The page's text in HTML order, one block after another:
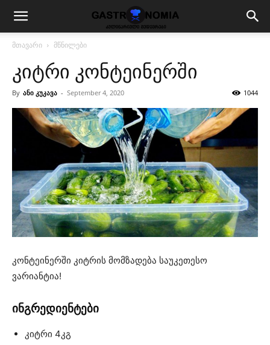
მთავარი მწნილები
კიტრი კონტეინერში
By ანი კუკავა - September 4, 2020 1044
კონტეინერში კიტრის მომზადება საუკეთესო
ვარიანტია!
ინგრედიენტები
კიტრი 4კგ